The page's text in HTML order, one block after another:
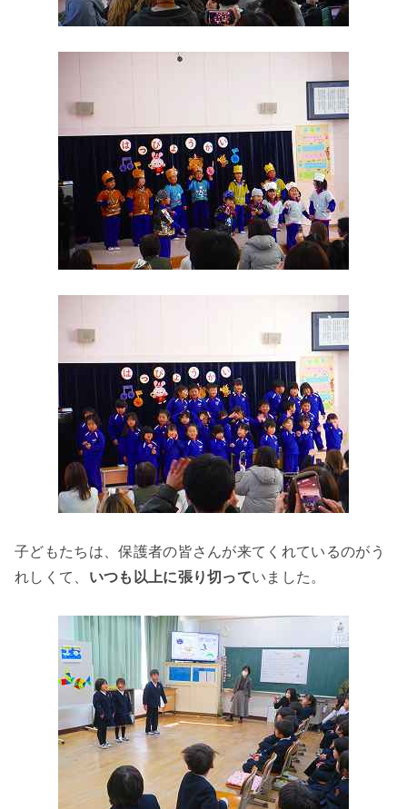
子どもたちは、保護者の皆さんが来てくれているのがう
れしくて、 いつも以上に張り切っていました。